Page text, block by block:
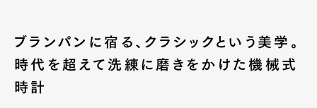
ブランパンに宿る、クラシックという美学。
時代を超えて洗練に磨きをかけた機械式
時計